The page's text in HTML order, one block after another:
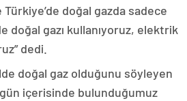
doğal gazda sadece
doğal gazı kullanıyoruz, elektrik
dedi.
doğal gaz olduğunu söyleyen
içerisinde bulunduğumuz